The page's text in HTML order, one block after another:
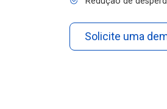
Solicite uma